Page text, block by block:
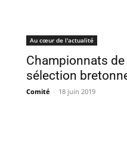
Au cœur de l'actualité
Championnats
sélection
Comité - 18 juin 2019